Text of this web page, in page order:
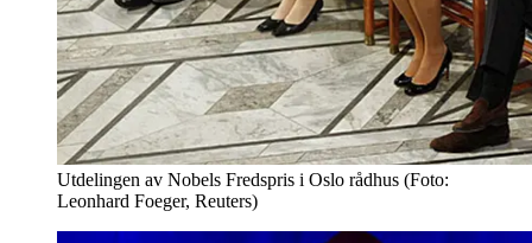
Utdelingen av Nobels Fredspris i Oslo rådhus (Foto:
Leonhard Foeger, Reuters)